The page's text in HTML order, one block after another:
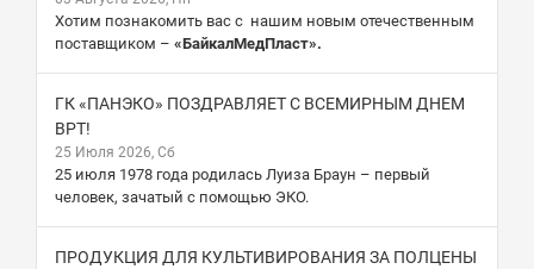
Хотим познакомить вас с нашим новым отечественным
поставщиком – «БайкалМедПласт».
ГК «ПАНЭКО» ПОЗДРАВЛЯЕТ С ВСЕМИРНЫМ ДНЕМ
ВРТ!
25 Июля 2026, Сб
25 июля 1978 года родилась Луиза Браун – первый
человек, зачатый с помощью ЭКО.
ПРОДУКЦИЯ ДЛЯ КУЛЬТИВИРОВАНИЯ ЗА ПОЛЦЕНЫ